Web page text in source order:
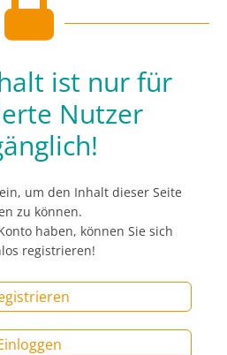
ist nur für
Nutzer
um den Inhalt dieser Seite
zu können.
haben, können Sie sich
registrieren!